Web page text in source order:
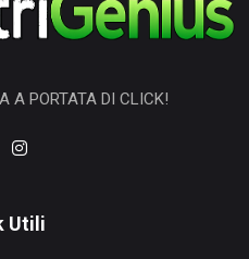
A PORTATA DI CLICK!
Utili